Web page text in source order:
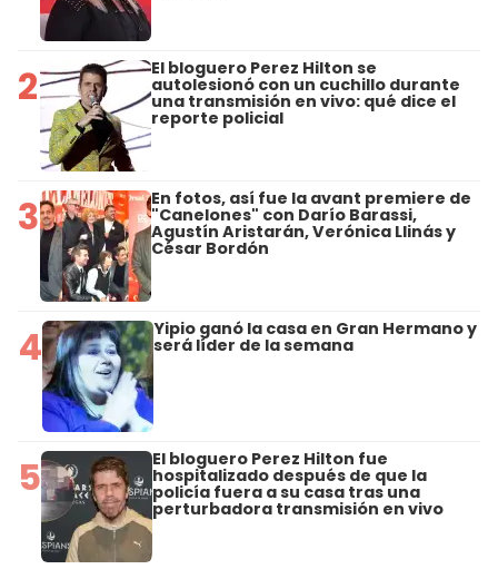
2 El bloguero Perez Hilton se
autolesionó con un cuchillo durante
una transmisión en vivo: qué dice el
reporte policial
3 En fotos, así fue la avant premiere de
"Canelones" con Darío Barassi,
Agustín Aristarán, Verónica Llinás y
César Bordón
4 Yipio ganó la casa en Gran Hermano y
será líder de la semana
5 El bloguero Perez Hilton fue
hospitalizado después de que la
policía fuera a su casa tras una
perturbadora transmisión en vivo